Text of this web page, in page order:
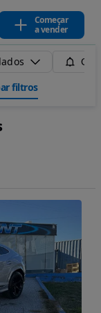
Começar
a vender
filtros